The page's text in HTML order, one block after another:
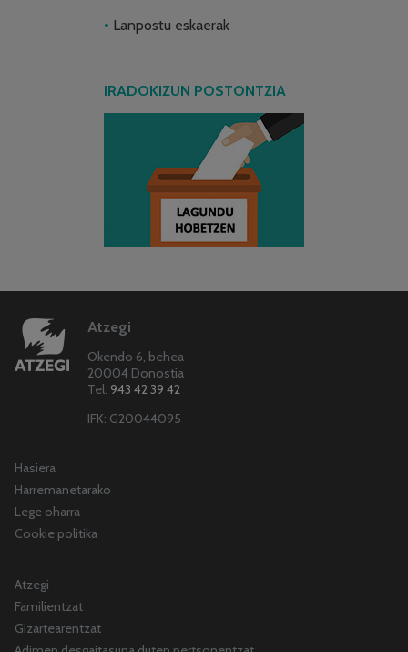
Lanpostu eskaerak
IRADOKIZUN POSTONTZIA
Atzegi
Okendo 6, behea
20004 Donostia
Tel: 943 42 39 42
IFK: G20044095
Hasiera
Harremanetarako
Lege oharra
Cookie politika
Atzegi
Familientzat
Gizartearentzat